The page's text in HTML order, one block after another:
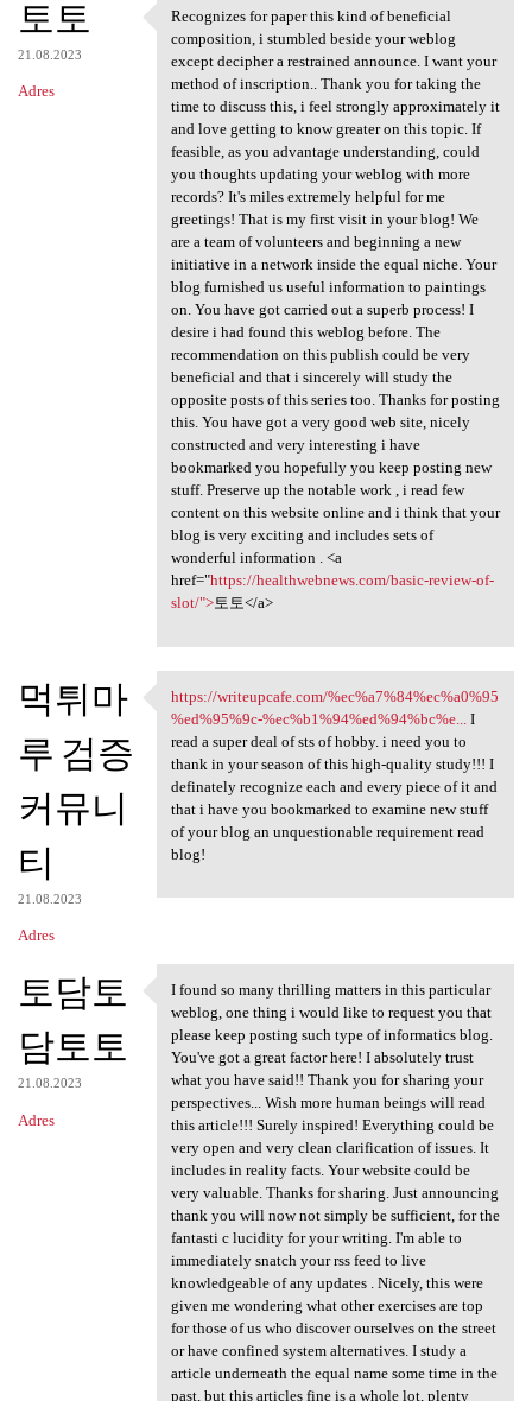
a
r
z
토토
21.08.2023
Adres
Recognizes for paper this
Recognizes for paper this kind of beneficial
composition, i stumbled beside your weblog
except decipher a restrained announce. I want your
method of inscription.. Thank you for taking the
time to discuss this, i feel strongly approximately it
and love getting to know greater on this topic. If
feasible, as you advantage understanding, could
you thoughts updating your weblog with more
records? It's miles extremely helpful for me
greetings! That is my first visit in your blog! We
are a team of volunteers and beginning a new
initiative in a network inside the equal niche. Your
blog furnished us useful information to paintings
on. You have got carried out a superb process! I
desire i had found this weblog before. The
recommendation on this publish could be very
beneficial and that i sincerely will study the
opposite posts of this series too. Thanks for posting
this. You have got a very good web site, nicely
constructed and very interesting i have
bookmarked you hopefully you keep posting new
stuff. Preserve up the notable work , i read few
content on this website online and i think that your
blog is very exciting and includes sets of
wonderful information . <a
href="https://healthwebnews.com/basic-review-of-
slot/">토토</a>
먹튀마
루 검증
커뮤니
티
21.08.2023
Adres
https://writeupcafe.com/%ec
https://writeupcafe.com/%ec%a7%84%ec%a0%95
%ed%95%9c-%ec%b1%94%ed%94%bc%e...
I
read a super deal of sts of hobby. i need you to
thank in your season of this high-quality study!!! I
definately recognize each and every piece of it and
that i have you bookmarked to examine new stuff
of your blog an unquestionable requirement read
blog!
토담토
담토토
21.08.2023
Adres
I found so many thrilling
I found so many thrilling matters in this particular
weblog, one thing i would like to request you that
please keep posting such type of informatics blog.
You've got a great factor here! I absolutely trust
what you have said!! Thank you for sharing your
perspectives... Wish more human beings will read
this article!!! Surely inspired! Everything could be
very open and very clean clarification of issues. It
includes in reality facts. Your website could be
very valuable. Thanks for sharing. Just announcing
thank you will now not simply be sufficient, for the
fantasti c lucidity for your writing. I'm able to
immediately snatch your rss feed to live
knowledgeable of any updates . Nicely, this were
given me wondering what other exercises are top
for those of us who discover ourselves on the street
or have confined system alternatives. I study a
article underneath the equal name some time in the
past, but this articles fine is a whole lot, plenty